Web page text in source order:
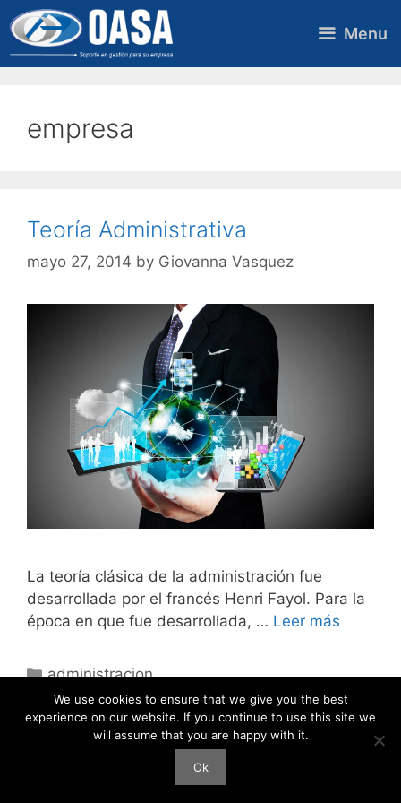
Skip
to
content
Menu
empresa
Teoría Administrativa
mayo 27, 2014 by Giovanna Vasquez
La teoría clásica de la administración fue
desarrollada por el francés Henri Fayol. Para la
época en que fue desarrollada, … Leer más
Categories
administracion
OASA © 2026
We use cookies to ensure that we give you the best
experience on our website. If you continue to use this site we
will assume that you are happy with it.
Ok